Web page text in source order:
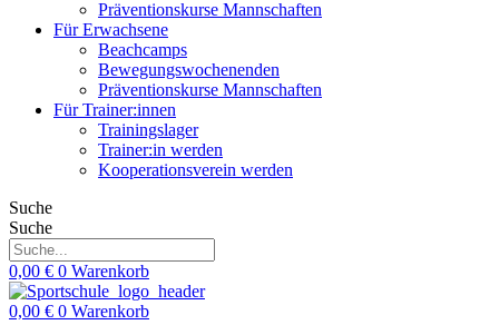
Präventionskurse Mannschaften
Für Erwachsene
Beachcamps
Bewegungswochenenden
Präventionskurse Mannschaften
Für Trainer:innen
Trainingslager
Trainer:in werden
Kooperationsverein werden
Suche
Suche
0,00 € 0 Warenkorb
0,00 € 0 Warenkorb